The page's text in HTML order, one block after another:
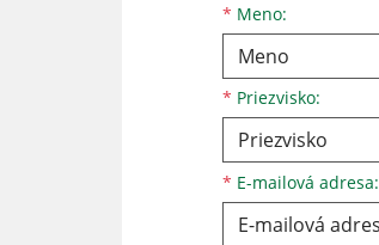
* Meno:
* Priezvisko:
* E-mailová adresa: